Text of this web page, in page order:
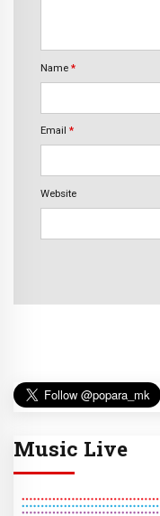
Name *
Email *
Website
Music Live